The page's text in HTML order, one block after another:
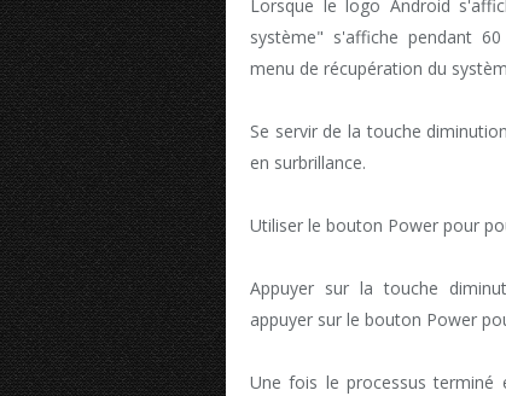
Lorsque le logo Android
système" s'affiche pendant
menu de récupération du
Se servir de la touche
en surbrillance.
Utiliser le bouton Power pour
Appuyer sur la touche
appuyer sur le bouton Power
Une fois le processus terminé